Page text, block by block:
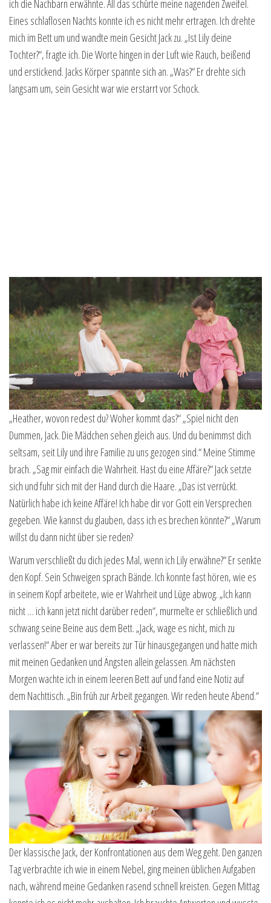
ich die Nachbarn erwähnte. All das schürte meine nagenden Zweifel.
Eines schlaflosen Nachts konnte ich es nicht mehr ertragen. Ich drehte
mich im Bett um und wandte mein Gesicht Jack zu. „Ist Lily deine
Tochter?“, fragte ich. Die Worte hingen in der Luft wie Rauch, beißend
und erstickend. Jacks Körper spannte sich an. „Was?“ Er drehte sich
langsam um, sein Gesicht war wie erstarrt vor Schock.
„Heather, wovon redest du? Woher kommt das?“ „Spiel nicht den
Dummen, Jack. Die Mädchen sehen gleich aus. Und du benimmst dich
seltsam, seit Lily und ihre Familie zu uns gezogen sind.“ Meine Stimme
brach. „Sag mir einfach die Wahrheit. Hast du eine Affäre?“ Jack setzte
sich und fuhr sich mit der Hand durch die Haare. „Das ist verrückt.
Natürlich habe ich keine Affäre! Ich habe dir vor Gott ein Versprechen
gegeben. Wie kannst du glauben, dass ich es brechen könnte?“ „Warum
willst du dann nicht über sie reden?
Warum verschließt du dich jedes Mal, wenn ich Lily erwähne?“ Er senkte
den Kopf. Sein Schweigen sprach Bände. Ich konnte fast hören, wie es
in seinem Kopf arbeitete, wie er Wahrheit und Lüge abwog. „Ich kann
nicht … ich kann jetzt nicht darüber reden“, murmelte er schließlich und
schwang seine Beine aus dem Bett. „Jack, wage es nicht, mich zu
verlassen!“ Aber er war bereits zur Tür hinausgegangen und hatte mich
mit meinen Gedanken und Ängsten allein gelassen. Am nächsten
Morgen wachte ich in einem leeren Bett auf und fand eine Notiz auf
dem Nachttisch. „Bin früh zur Arbeit gegangen. Wir reden heute Abend.“
Der klassische Jack, der Konfrontationen aus dem Weg geht. Den ganzen
Tag verbrachte ich wie in einem Nebel, ging meinen üblichen Aufgaben
nach, während meine Gedanken rasend schnell kreisten. Gegen Mittag